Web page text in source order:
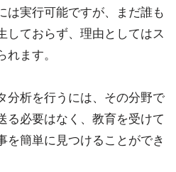
は実行可能ですが、まだ誰も
しておらず、理由としてはス
ます。
分析を行うには、その分野で
る必要はなく、教育を受けて
を簡単に見つけることができ